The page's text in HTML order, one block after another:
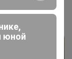
юной